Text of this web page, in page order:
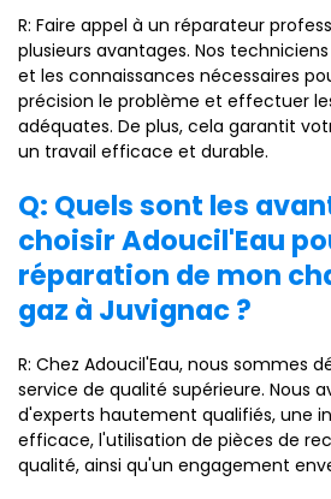
R: Faire appel à un réparateur
plusieurs avantages. Nos
et les connaissances nécessaires
précision le problème et effectuer
adéquates. De plus, cela garantit
un travail efficace et durable.
Q: Quels sont les
choisir Adoucil'Eau
réparation de mon
gaz à Juvignac ?
R: Chez Adoucil'Eau, nous sommes
service de qualité supérieure. Nous
d'experts hautement qualifiés, une
efficace, l'utilisation de pièces de
qualité, ainsi qu'un engagement